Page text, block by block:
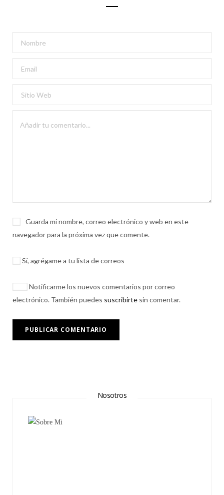
Guarda mi nombre, correo electrónico y web en este
navegador para la próxima vez que comente.
Sí, agrégame a tu lista de correos
Notificarme los nuevos comentarios por correo
electrónico. También puedes suscribirte sin comentar.
Nosotros